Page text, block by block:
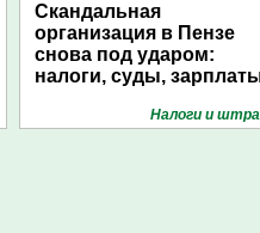
Скандальная
организация в Пензе
снова под ударом:
налоги, суды,
Налоги и